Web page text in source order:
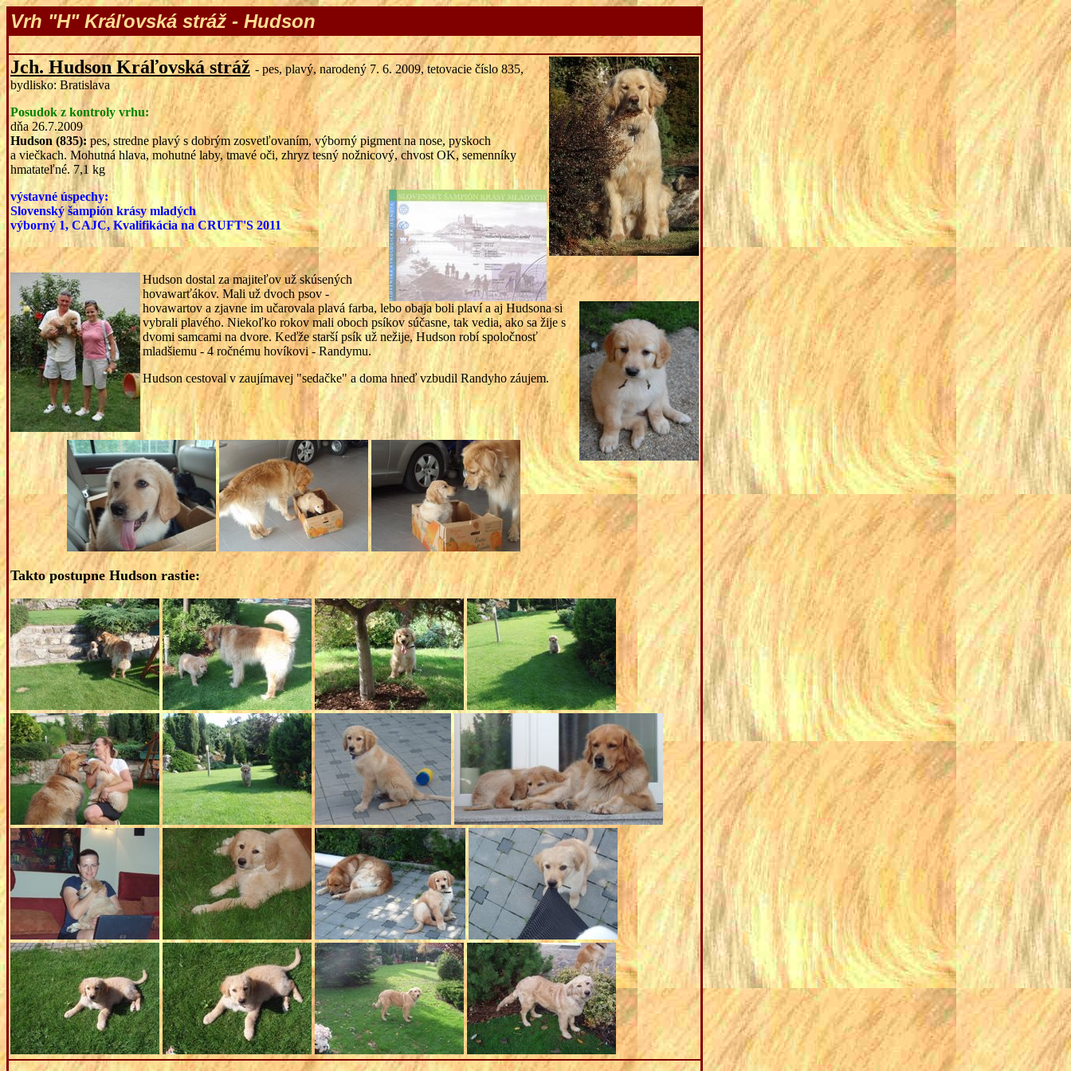
Vrh "H" Kráľovská stráž - Hudson
Jch.HudsonKráľovská stráž - pes, plavý, narodený 7. 6. 2009, tetovacie číslo 835,
bydlisko: Bratislava
Posudok z kontroly vrhu:
dňa 26.7.2009
Hudson (835): pes, stredne plavý s dobrým zosvetľovaním, výborný pigment na nose, pyskoch
a viečkach. Mohutná hlava, mohutné laby, tmavé oči, zhryz tesný nožnicový, chvost OK, semenníky
hmatateľné. 7,1 kg
výstavné úspechy:
Slovenský šampión krásy mladých
výborný 1, CAJC, Kvalifikácia na CRUFT'S 2011
Hudson dostal za majiteľov už skúsených
hovawarťákov. Mali už dvoch psov -
hovawartov a zjavne im učarovala plavá farba, lebo obaja boli plaví a aj Hudsona si
vybrali plavého. Niekoľko rokov mali oboch psíkov súčasne, tak vedia, ako sa žije s
dvomi samcami na dvore. Keďže starší psík už nežije, Hudson robí spoločnosť
mladšiemu - 4 ročnému hovíkovi - Randymu.
Hudson cestoval v zaujímavej "sedačke" a doma hneď vzbudil Randyho záujem.
Takto postupne Hudson rastie: